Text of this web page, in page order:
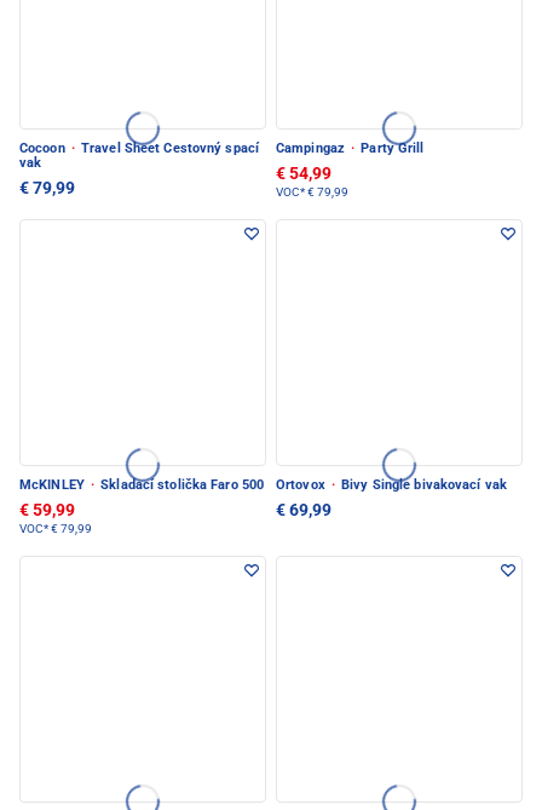
Cocoon · Travel Sheet Cestovný spací
vak
€ 79,99
Campingaz · Party Grill
€ 54,99
VOC*€ 79,99
McKINLEY · Skladací stolička Faro 500
€ 59,99
VOC*€ 79,99
Ortovox · Bivy Single bivakovací vak
€ 69,99